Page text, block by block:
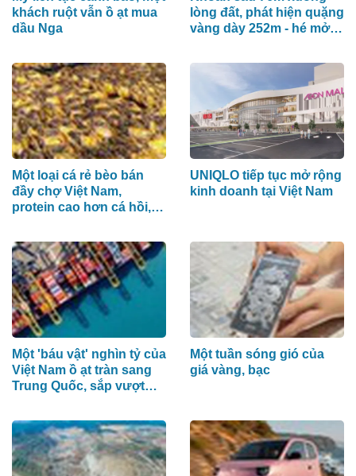
khách ruột vẫn ồ ạt mua
dầu Nga
lòng đất, phát hiện quặng
vàng dày 252m - hé mở
đô
Một loại cá rẻ bèo bán
đầy chợ Việt Nam,
protein cao hơn cá hồi,
nhập khẩu
UNIQLO tiếp tục mở rộng
kinh doanh tại Việt Nam
Một 'báu vật' nghìn tỷ của
Việt Nam ồ ạt tràn sang
Trung Quốc, sắp vượt
cực quan trọng
Một tuần sóng gió của
giá vàng, bạc